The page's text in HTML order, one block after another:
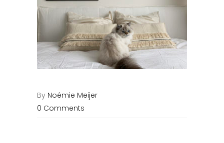
By Noémie Meijer
0 Comments